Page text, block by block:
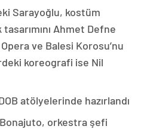
Sarayoğlu, kostüm
tasarımını Ahmet Defne
ve Balesi Korosu’nu
koreografi ise Nil
atölyelerinde hazırlandı
orkestra şefi